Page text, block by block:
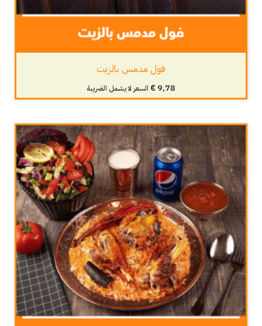
فول مدمس بالزيت
€9,78 السعر لا يشمل الضريبة